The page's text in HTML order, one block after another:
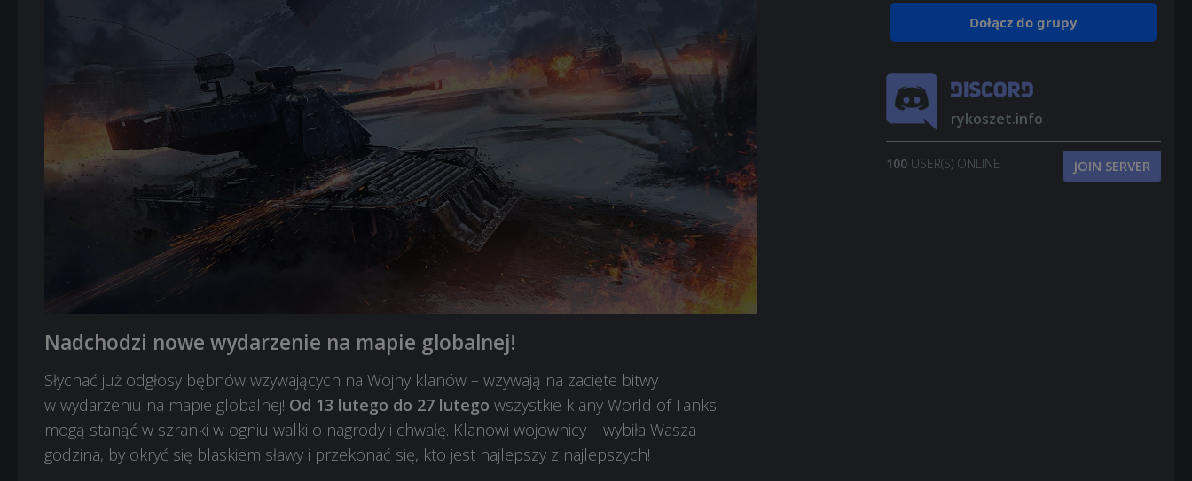
Nadchodzi nowe wydarzenie na mapie globalnej!
Słychać już odgłosy bębnów wzywających na Wojny klanów – wzywają na zacięte bitwy
w wydarzeniu na mapie globalnej! Od 13 lutego do 27 lutego wszystkie klany World of Tanks
mogą stanąć w szranki w ogniu walki o nagrody i chwałę. Klanowi wojownicy – wybiła Wasza
godzina, by okryć się blaskiem sławy i przekonać się, kto jest najlepszy z najlepszych!
Dołącz do grupy
rykoszet.info
100 USER(S) ONLINE JOIN SERVER